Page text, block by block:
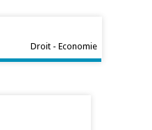
Droit - Economie